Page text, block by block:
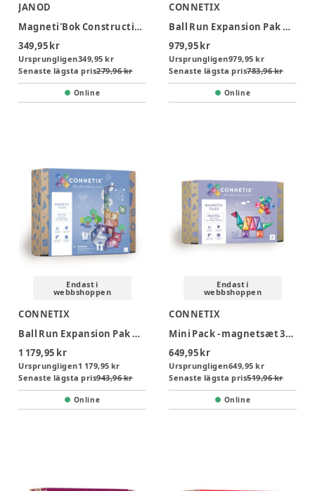
JANOD
Magneti'Bok Construction
349,95 kr
Ursprungligen349,95 kr
Senaste lägsta pris279,96 kr
Online
CONNETIX
Ball Run Expansion Pak udvidelsessæt 66 dl rainbow
979,95 kr
Ursprungligen979,95 kr
Senaste lägsta pris783,96 kr
Online
Endast i
webbshoppen
CONNETIX
Ball Run Expansion Pak udvidelsessæt 80 del pastel
1 179,95 kr
Ursprungligen1 179,95 kr
Senaste lägsta pris943,96 kr
Online
Endast i
webbshoppen
CONNETIX
Mini Pack - magnetsæt 32 dele - pastel
649,95 kr
Ursprungligen649,95 kr
Senaste lägsta pris519,96 kr
Online